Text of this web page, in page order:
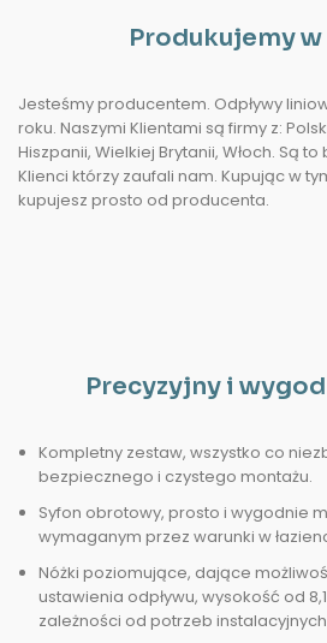
Produkujemy w
Jesteśmy producentem. Odpływy
roku. Naszymi Klientami są firmy z:
Hiszpanii, Wielkiej Brytanii, Włoch. Są
Klienci którzy zaufali nam. Kupując w
kupujesz prosto od producenta.
Precyzyjny i
Kompletny zestaw, wszystko co
bezpiecznego i czystego montażu.
Syfon obrotowy, prosto i wygodnie
wymaganym przez warunki w
Nóżki poziomujące, dające
ustawienia odpływu, wysokość od
zależności od potrzeb